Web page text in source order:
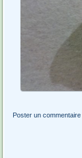
Poster un commentaire